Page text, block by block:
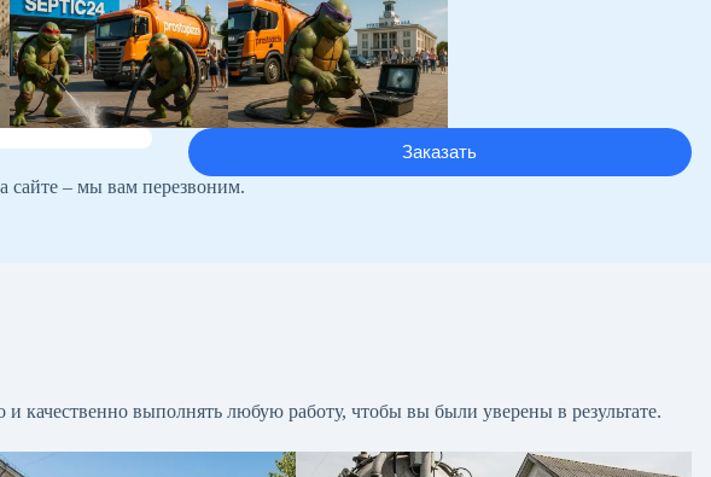
сайте – мы вам перезвоним.
выполнять любую работу, чтобы вы были уверены в результате.